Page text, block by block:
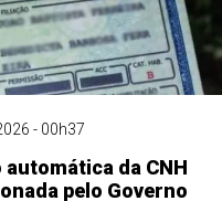
- 00h37
da CNH
pelo Governo